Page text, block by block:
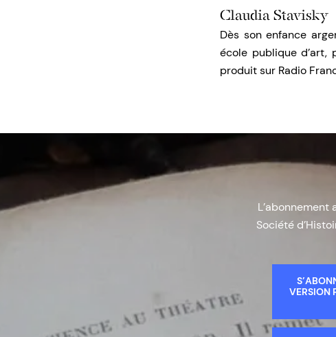
Claudia Stavisky
Dès son enfance
école publique d’art,
produit sur Radio
Société
VERSION